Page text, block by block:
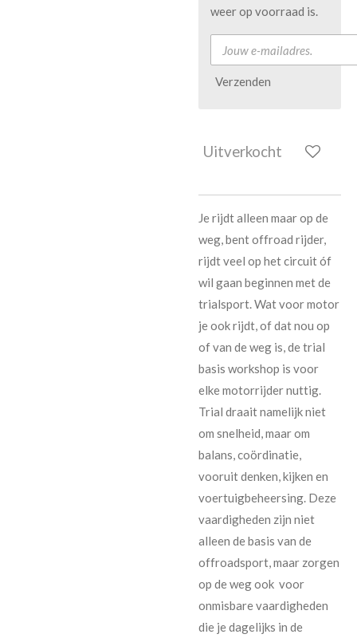
weer op voorraad is.
Verzenden
Uitverkocht
Je rijdt alleen maar op de
weg, bent offroad rijder,
rijdt veel op het circuit óf
wil gaan beginnen met de
trialsport. Wat voor motor
je ook rijdt, of dat nou op
of van de weg is, de trial
basis workshop is voor
elke motorrijder nuttig.
Trial draait namelijk niet
om snelheid, maar om
balans, coördinatie,
vooruit denken, kijken en
voertuigbeheersing. Deze
vaardigheden zijn niet
alleen de basis van de
offroadsport, maar zorgen
op de weg ook voor
onmisbare vaardigheden
die je dagelijks in de